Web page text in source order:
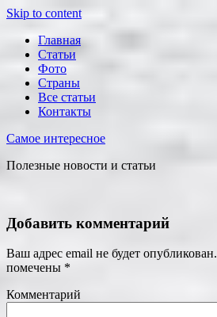
Skip to content
Главная
Статьи
Фото
Страны
Все статьи
Контакты
Самое интересное
Полезные новости и статьи
Добавить комментарий
Ваш адрес email не будет опубликован.
помечены *
Комментарий